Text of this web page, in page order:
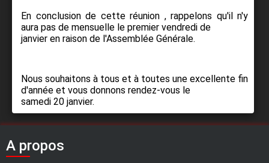
En conclusion de cette réunion , rappelons qu'il n'y
aura pas de mensuelle le premier vendredi de
janvier en raison de l'Assemblée Générale.
Nous souhaitons à tous et à toutes une excellente fin
d'année et vous donnons rendez-vous le
samedi 20 janvier.
A propos